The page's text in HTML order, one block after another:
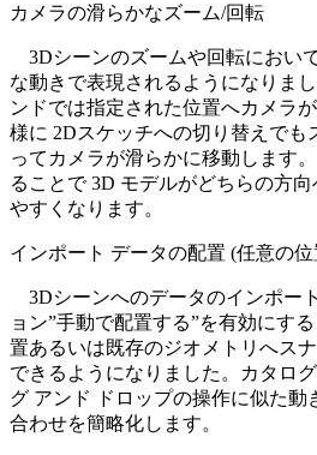
カメラの滑らかなズーム/回転
3Dシーンのズームや回転におい
な動きで表現されるようになりま
ンドでは指定された位置へカメラ
様に 2Dスケッチへの切り替えでも
ってカメラが滑らかに移動します
ることで 3D モデルがどちらの方
やすくなります。
インポート データの配置 (任意の
3Dシーンへのデータのインポー
ョン”手動で配置する”を有効にす
置あるいは既存のジオメトリへス
できるようになりました。カタロ
グ アンド ドロップの操作に似た動
合わせを簡略化します。